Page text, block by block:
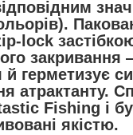
lock
закривання
й герметизує
атрактанту.
Fishing і
якістю.